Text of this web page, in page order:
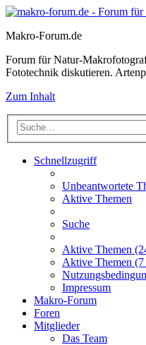
Makro-Forum.de
Forum für Natur-
Fototechnik diskutieren.
Zum Inhalt
Schnellzugriff
Unbeantwortete
Aktive Themen
Suche
Aktive Themen
Aktive Themen (7
Impressum
Makro-Forum
Foren
Mitglieder
Das Team